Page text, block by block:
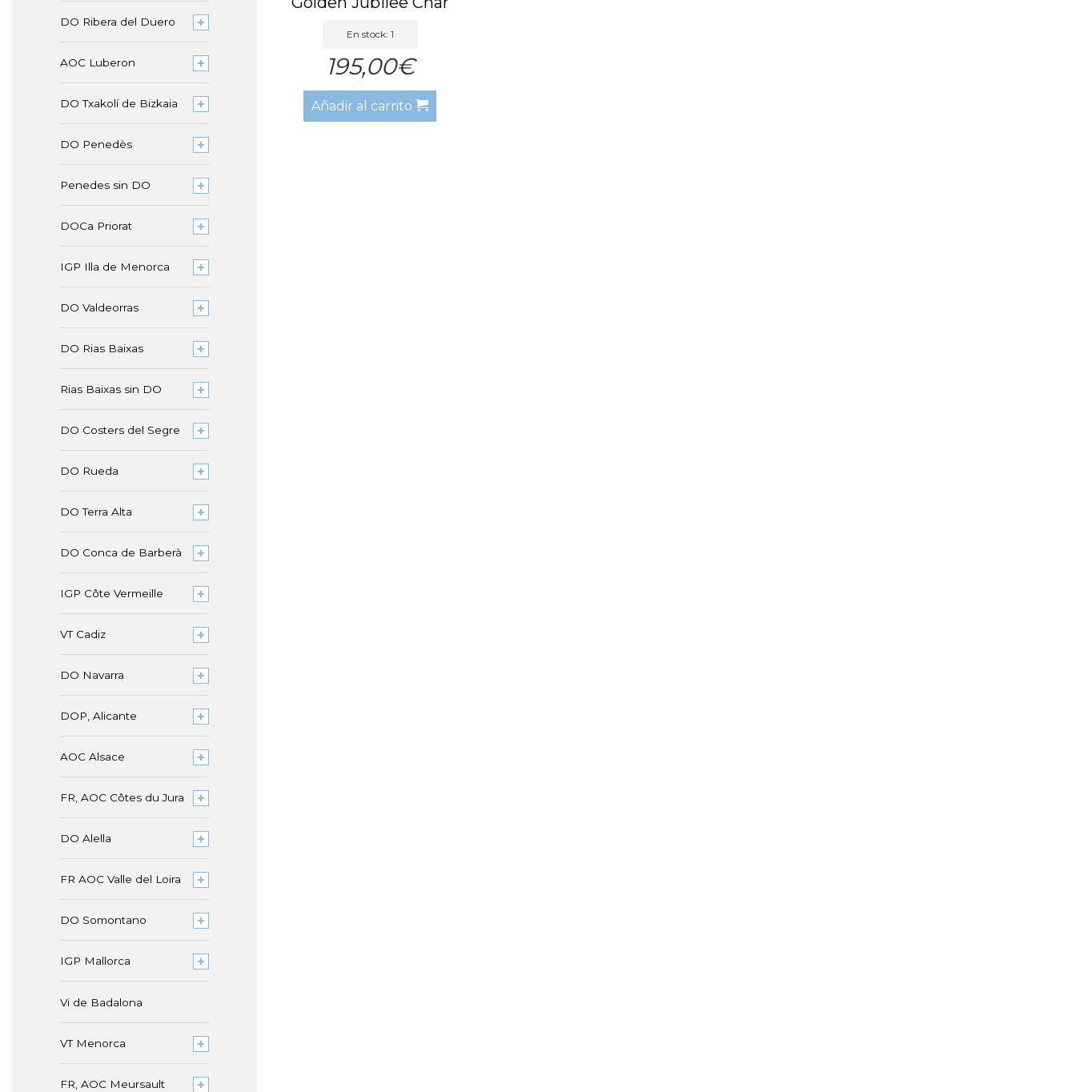
DO Ribera del Duero
AOC Luberon
DO Txakolí de Bizkaia
DO Penedès
Penedes sin DO
DOCa Priorat
IGP Illa de Menorca
DO Valdeorras
DO Rias Baixas
Rias Baixas sin DO
DO Costers del Segre
DO Rueda
DO Terra Alta
DO Conca de Barberà
IGP Côte Vermeille
VT Cadiz
DO Navarra
DOP, Alicante
AOC Alsace
FR, AOC Côtes du Jura
DO Alella
FR AOC Valle del Loira
DO Somontano
IGP Mallorca
Vi de Badalona
VT Menorca
FR, AOC Meursault
En stock: 1
195,00€
Añadir al carrito